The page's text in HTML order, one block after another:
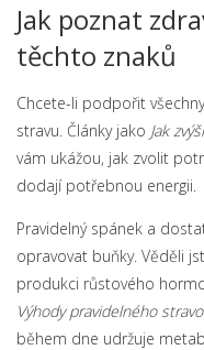
Jak poznat
těchto znaků
Chcete-li podpořit
stravu. Články jako Jak
vám ukážou, jak zvolit
dodají potřebnou energii.
Pravidelný spánek a
opravovat buňky. Věděli
produkci růstového
Výhody pravidelného
během dne udržuje